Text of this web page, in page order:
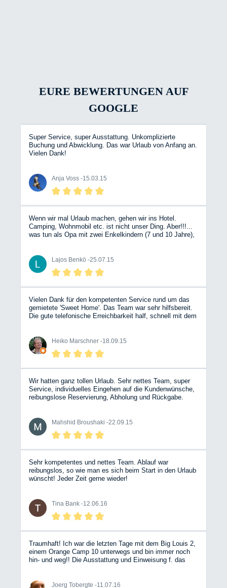
EURE BEWERTUNGEN AUF
GOOGLE
Super Service, super Ausstattung. Unkomplizierte
Buchung und Abwicklung. Das war Urlaub von Anfang an.
Vielen Dank!
Anja Voss -15.03.15
Wenn wir mal Urlaub machen, gehen wir ins Hotel.
Camping, Wohnmobil etc. ist nicht unser Ding. Aber!!!...
was tun als Opa mit zwei Enkelkindern (7 und 10 Jahre),
freie Vermietungsräume und Wunschfahrzeug aussuchen
und kontaktieren, um von einem sehr freundlichen,
kompetenten Team beraten und bedient zu werden. Glück
haben sechs tolle Tage bei bestem Wetter erlebt
(Weserbergland, Fehmarn, Döbelner Land). Trotz der
1.800 km Fahrtstrecke sehr entspannt. Das Fahrzeug war
wiederholen! Danke an das BWM-Team! Übrigens, allen
Befürchtungen zum Trotz: unterm Strich war es nicht
teurer als das ursprünglich geplante Hotel….
Lajos Benkö -25.07.15
Vielen Dank für den kompetenten Service rund um das
gemietete 'Sweet Home'. Das Team war sehr hilfsbereit.
Die gute telefonische Erreichbarkeit half, schnell mit dem
Wohnmobile weiterempfehlen.
Heiko Marschner -18.09.15
Wir hatten ganz tollen Urlaub. Sehr nettes Team, super
Service, individuelles Eingehen auf die Kundenwünsche,
reibungslose Reservierung, Abholung und Rückgabe.
Mahshid Broushaki -22.09.15
Sehr kompetentes und nettes Team. Ablauf war
reibungslos, so wie man es sich beim Start in den Urlaub
wünscht! Jeder Zeit gerne wieder!
Tina Bank -12.06.16
Traumhaft! Ich war die letzten Tage mit dem Big Louis 2,
einem Orange Camp 10 unterwegs und bin immer noch
hin- und weg!! Die Ausstattung und Einweisung f. das
Maedels wissen genau, was sie tun!! :) Nicht lange
Joerg Tobergte -11.07.16